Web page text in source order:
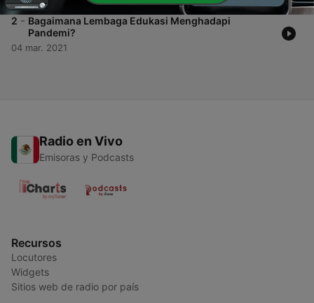
2 - Bagaimana Lembaga Edukasi Menghadapi
Pandemi?
04 mar. 2021
Radio en Vivo
Emisoras y Podcasts
Recursos
Locutores
Widgets
Sitios web de radio por país